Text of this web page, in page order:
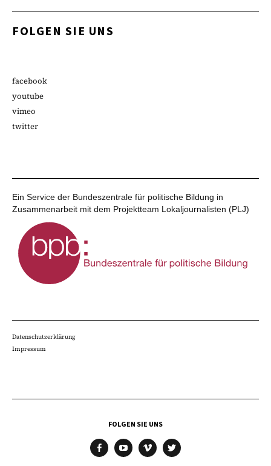
FOLGEN SIE UNS
facebook
youtube
vimeo
twitter
Ein Service der Bundeszentrale für politische Bildung in
Zusammenarbeit mit dem Projektteam Lokaljournalisten (PLJ)
Datenschutzerklärung
Impressum
FOLGEN SIE UNS